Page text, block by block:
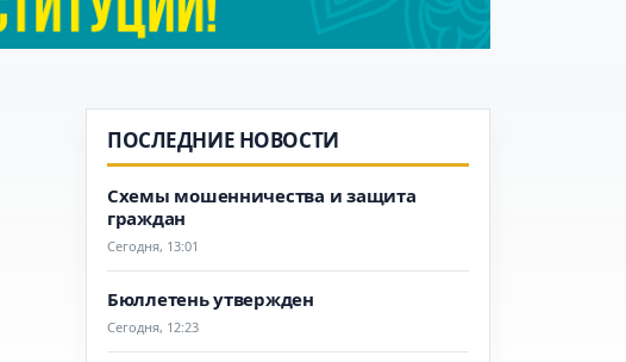
ПОСЛЕДНИЕ НОВОСТИ
Схемы мошенничества и защита
граждан
Сегодня, 13:01
Бюллетень утвержден
Сегодня, 12:23